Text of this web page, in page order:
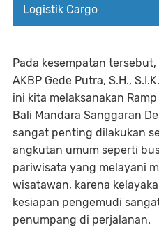
Logistik Cargo
​Pada kesempatan
AKBP Gede Putra, S.H.,
ini kita melaksanakan
Bali Mandara Sanggaran
sangat penting dilakukan
angkutan umum seperti
pariwisata yang melayani
wisatawan, karena
kesiapan pengemudi
penumpang di perjalanan.